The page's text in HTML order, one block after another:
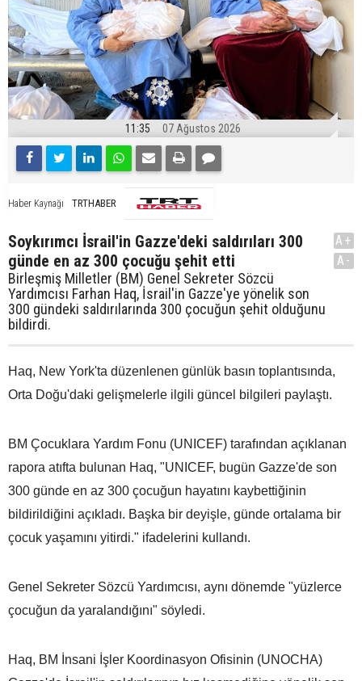
11:35 07 Ağustos 2026
Haber Kaynağı TRTHABER
Soykırımcı İsrail'in Gazze'deki saldırıları 300
günde en az 300 çocuğu şehit etti
Birleşmiş Milletler (BM) Genel Sekreter Sözcü
Yardımcısı Farhan Haq, İsrail'in Gazze'ye yönelik son
300 gündeki saldırılarında 300 çocuğun şehit olduğunu
bildirdi.
A+
A-
Haq, New York'ta düzenlenen günlük basın toplantısında,
Orta Doğu'daki gelişmelerle ilgili güncel bilgileri paylaştı.
BM Çocuklara Yardım Fonu (UNICEF) tarafından açıklanan
rapora atıfta bulunan Haq, "UNICEF, bugün Gazze'de son
300 günde en az 300 çocuğun hayatını kaybettiğinin
bildirildiğini açıkladı. Başka bir deyişle, günde ortalama bir
çocuk yaşamını yitirdi." ifadelerini kullandı.
Genel Sekreter Sözcü Yardımcısı, aynı dönemde "yüzlerce
çocuğun da yaralandığını" söyledi.
Haq, BM İnsani İşler Koordinasyon Ofisinin (UNOCHA)